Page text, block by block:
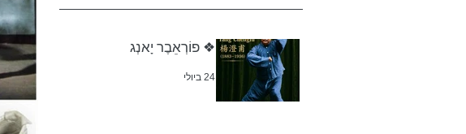
❖ פוֹרְאֵבֶר יָאנְג
24 ביולי